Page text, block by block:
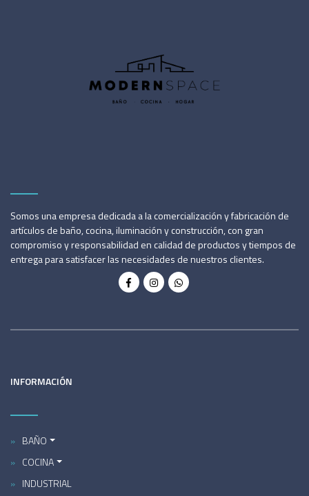
Somos una empresa dedicada a la comercialización y fabricación de
artículos de baño, cocina, iluminación y construcción, con gran
compromiso y responsabilidad en calidad de productos y tiempos de
entrega para satisfacer las necesidades de nuestros clientes.
INFORMACIÓN
BAÑO
COCINA
INDUSTRIAL